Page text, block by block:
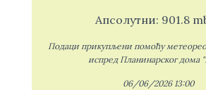
Апсолутни: 901.8
Подаци прикупљени помоћу
испред Планинарског дома
06/06/2026 13:00